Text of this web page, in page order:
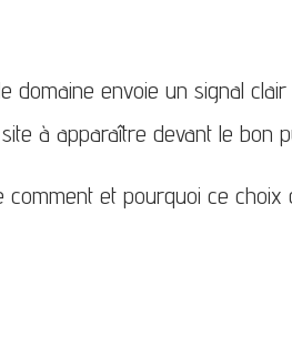
domaine envoie un signal
à apparaître devant le bon
comment et pourquoi ce